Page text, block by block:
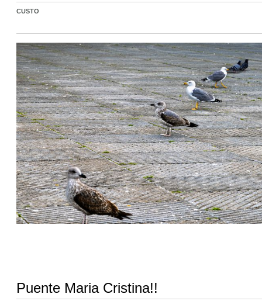
CUSTO
Puente Maria Cristina!!